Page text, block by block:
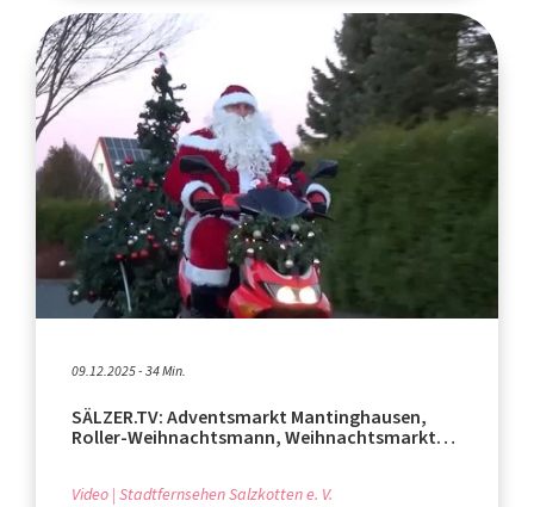
09.12.2025 - 34 Min.
SÄLZER.TV: Adventsmarkt Mantinghausen,
Roller-Weihnachtsmann, Weihnachtsmarkt
Video Stadtfernsehen Salzkotten e. V.